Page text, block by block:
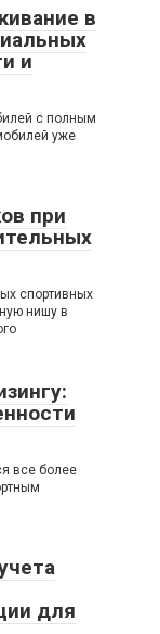
в
и
с полным
уже
при
спортивных
нишу в
все более
для